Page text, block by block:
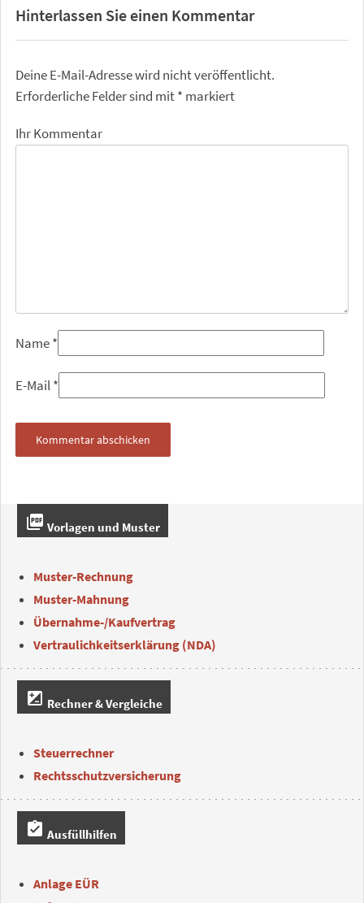
Hinterlassen Sie einen Kommentar
Deine E-Mail-Adresse wird nicht veröffentlicht.
Erforderliche Felder sind mit* markiert
Ihr Kommentar
Name*
E-Mail*
picture_as_pdf Vorlagen und Muster
Muster-Rechnung
Muster-Mahnung
Übernahme-/Kaufvertrag
Vertraulichkeitserklärung (NDA)
iso Rechner & Vergleiche
Steuerrechner
Rechtsschutzversicherung
assignment_turned_in Ausfüllhilfen
Anlage EÜR